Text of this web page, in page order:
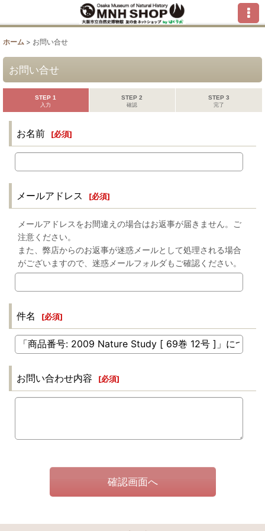
ホーム > お問い合せ
お問い合せ
STEP 1
入力
STEP 2
確認
STEP 3
完了
お名前 [必須]
メールアドレス [必須]
メールアドレスをお間違えの場合はお返事が届きません。ご
注意ください。
また、弊店からのお返事が迷惑メールとして処理される場合
がございますので、迷惑メールフォルダもご確認ください。
件名 [必須]
お問い合わせ内容 [必須]
確認画面へ